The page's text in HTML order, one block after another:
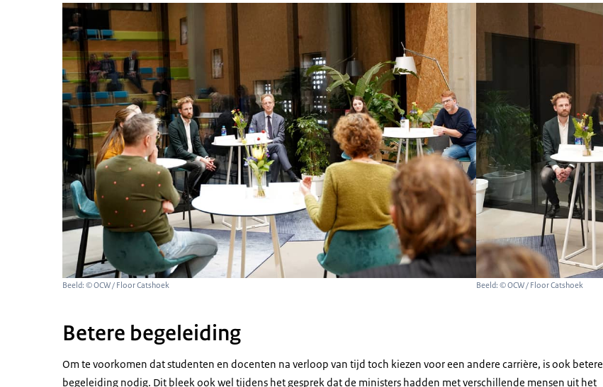
Beeld: © OCW / Floor Catshoek Beeld: © OCW / Floor Catshoek
Betere begeleiding
Om te voorkomen dat studenten en docenten na verloop van tijd toch kiezen voor een andere carrière, is ook betere
begeleiding nodig. Dit bleek ook wel tijdens het gesprek dat de ministers hadden met verschillende mensen uit het